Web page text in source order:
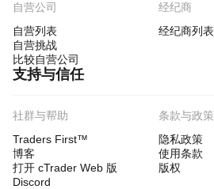
自营公司
自营列表
自营挑战
比较自营公司
经纪商
经纪商列表
支持与信任
社群与帮助
Traders First™
博客
打开 cTrader Web 版
Discord
条款与政策
隐私政策
使用条款
版权